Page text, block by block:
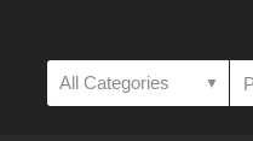
All Categories ▼